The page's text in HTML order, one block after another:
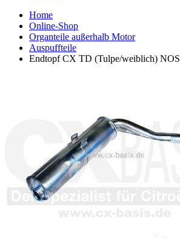
Home
Online-Shop
Organteile außerhalb Motor
Auspuffteile
Endtopf CX TD (Tulpe/weiblich) NOS